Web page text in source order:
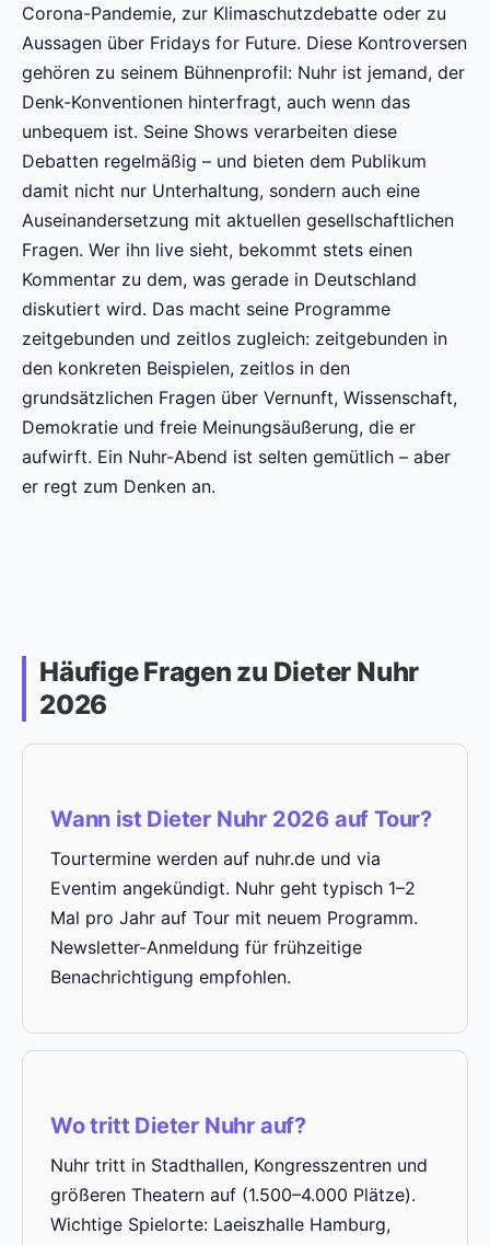
Corona-Pandemie, zur Klimaschutzdebatte oder zu
Aussagen über Fridays for Future. Diese Kontroversen
gehören zu seinem Bühnenprofil: Nuhr ist jemand, der
Denk-Konventionen hinterfragt, auch wenn das
unbequem ist. Seine Shows verarbeiten diese
Debatten regelmäßig – und bieten dem Publikum
damit nicht nur Unterhaltung, sondern auch eine
Auseinandersetzung mit aktuellen gesellschaftlichen
Fragen. Wer ihn live sieht, bekommt stets einen
Kommentar zu dem, was gerade in Deutschland
diskutiert wird. Das macht seine Programme
zeitgebunden und zeitlos zugleich: zeitgebunden in
den konkreten Beispielen, zeitlos in den
grundsätzlichen Fragen über Vernunft, Wissenschaft,
Demokratie und freie Meinungsäußerung, die er
aufwirft. Ein Nuhr-Abend ist selten gemütlich – aber
er regt zum Denken an.
Häufige Fragen zu Dieter Nuhr
2026
Wann ist Dieter Nuhr 2026 auf Tour?
Tourtermine werden auf nuhr.de und via
Eventim angekündigt. Nuhr geht typisch 1–2
Mal pro Jahr auf Tour mit neuem Programm.
Newsletter-Anmeldung für frühzeitige
Benachrichtigung empfohlen.
Wo tritt Dieter Nuhr auf?
Nuhr tritt in Stadthallen, Kongresszentren und
größeren Theatern auf (1.500–4.000 Plätze).
Wichtige Spielorte: Laeiszhalle Hamburg,